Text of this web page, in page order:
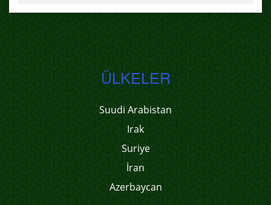
ÜLKELER
Suudi Arabistan
Irak
Suriye
İran
Azerbaycan